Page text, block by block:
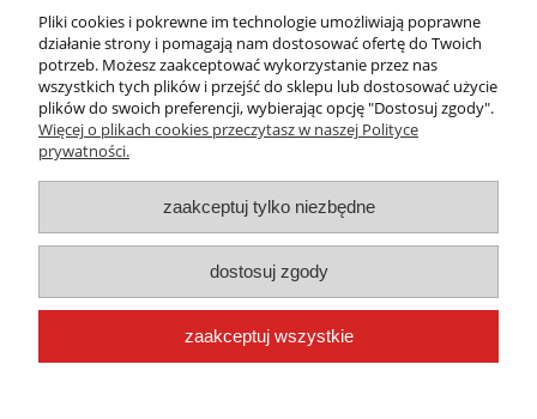
Warunki zakupów
Moje konto
Płatności i dostawa
Informacje
Pliki cookies i pokrewne im technologie umożliwiają poprawne
działanie strony i pomagają nam dostosować ofertę do Twoich
potrzeb. Możesz zaakceptować wykorzystanie przez nas
wszystkich tych plików i przejść do sklepu lub dostosować użycie
plików do swoich preferencji, wybierając opcję "Dostosuj zgody".
Więcej o plikach cookies przeczytasz w naszej Polityce
prywatności.
zaakceptuj tylko niezbędne
dostosuj zgody
zaakceptuj wszystkie